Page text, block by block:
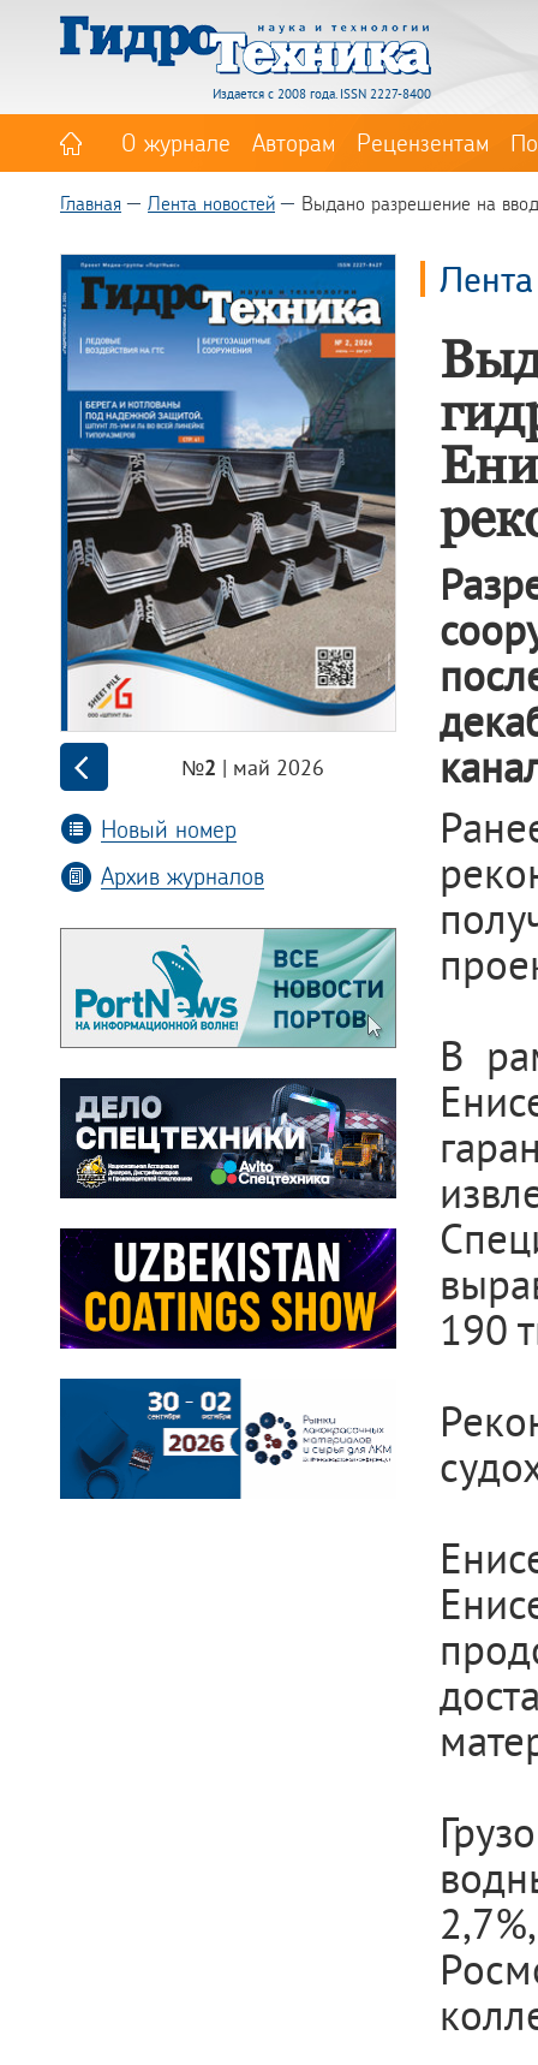
Издается с 2008 года. ISSN 2227-8400
О журнале Авторам Рецензентам
Главная Лента новостей Выдано разрешение на ввод
№2 | май 2026
Новый номер
Архив журналов
В
190